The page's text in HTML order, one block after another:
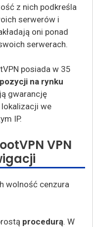
z nich podkreśla
serwerów i
oni ponad
serwerach.
posiada w 35
na rynku
gwarancję
we
IP.
VPN
procedurą. W